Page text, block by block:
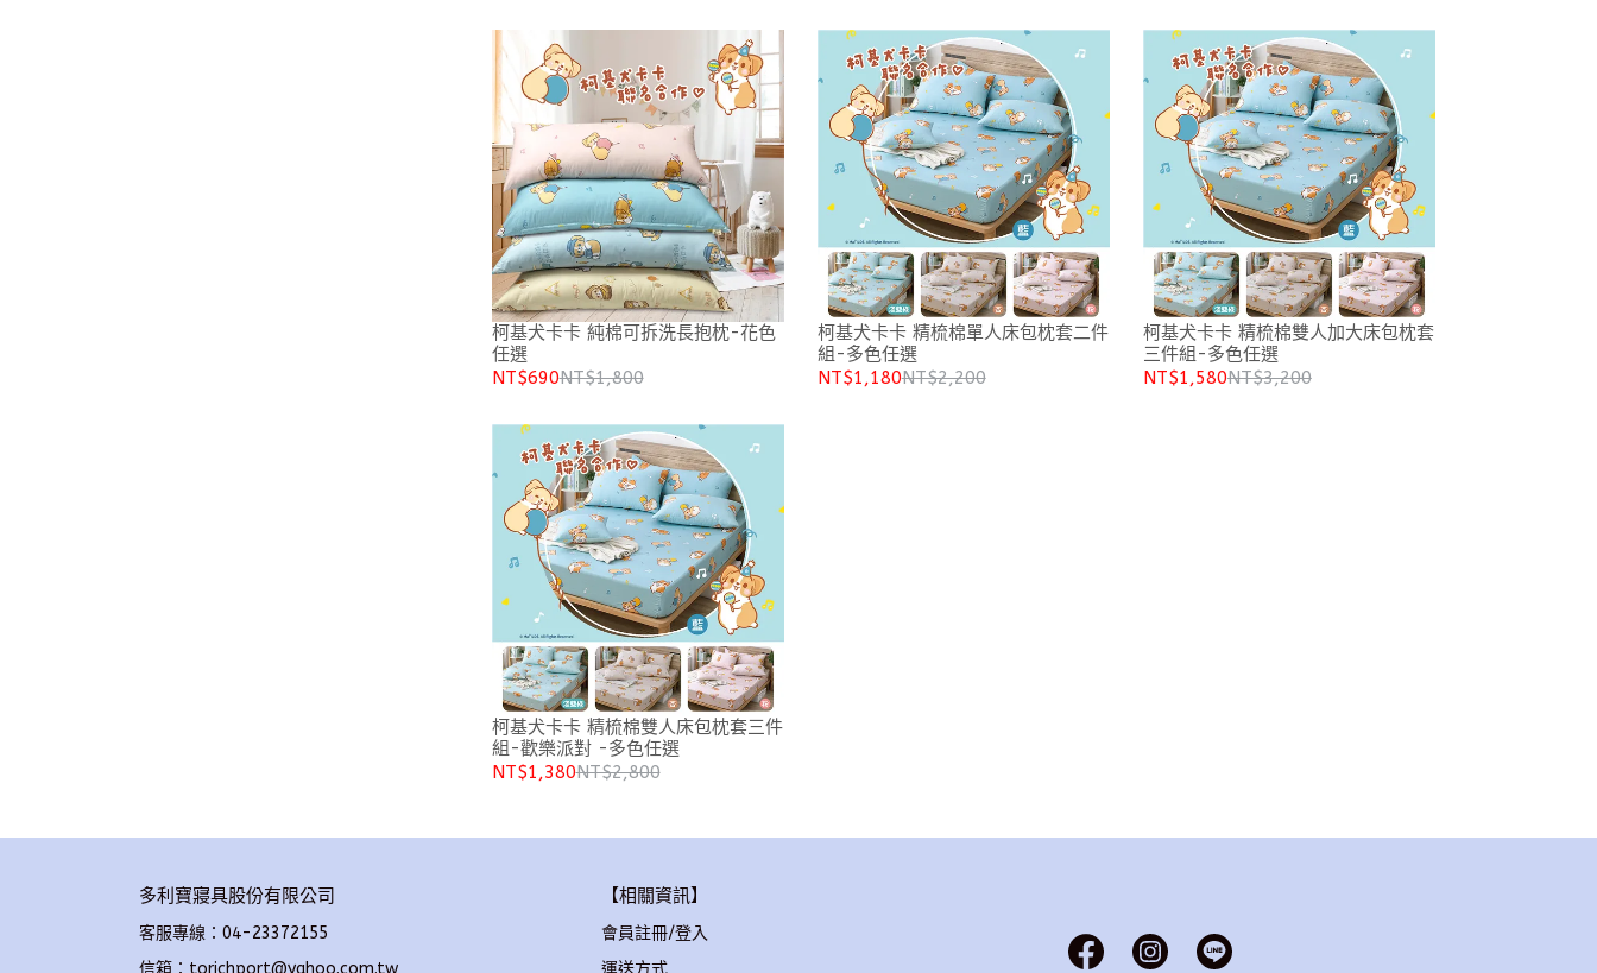
柯基犬卡卡 純棉可拆洗長抱枕-花色
任選
NT$690NT$1,800
柯基犬卡卡 精梳棉單人床包枕套二件
組-多色任選
NT$1,180NT$2,200
柯基犬卡卡 精梳棉雙人加大床包枕套
三件組-多色任選
NT$1,580NT$3,200
柯基犬卡卡 精梳棉雙人床包枕套三件
組-歡樂派對 -多色任選
NT$1,380NT$2,800
多利寶寢具股份有限公司
客服專線：04-23372155
【相關資訊】
會員註冊/登入